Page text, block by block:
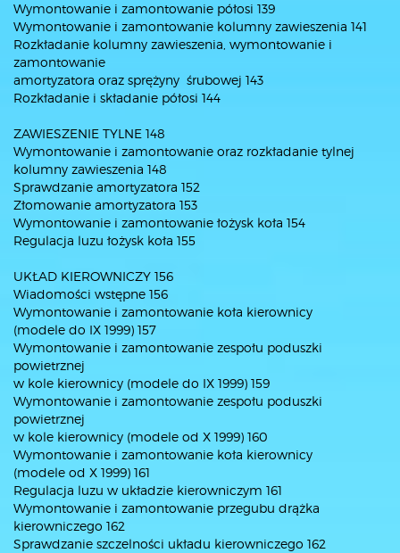
Wymontowanie i zamontowanie półosi 139
Wymontowanie i zamontowanie kolumny zawieszenia 141
Rozkładanie kolumny zawieszenia, wymontowanie i
zamontowanie
amortyzatora oraz sprężyny śrubowej 143
Rozkładanie i składanie półosi 144
ZAWIESZENIE TYLNE 148
Wymontowanie i zamontowanie oraz rozkładanie tylnej
kolumny zawieszenia 148
Sprawdzanie amortyzatora 152
Złomowanie amortyzatora 153
Wymontowanie i zamontowanie łożysk koła 154
Regulacja luzu łożysk koła 155
UKŁAD KIEROWNICZY 156
Wiadomości wstępne 156
Wymontowanie i zamontowanie koła kierownicy
(modele do IX 1999) 157
Wymontowanie i zamontowanie zespołu poduszki
powietrznej
w kole kierownicy (modele do IX 1999) 159
Wymontowanie i zamontowanie zespołu poduszki
powietrznej
w kole kierownicy (modele od X 1999) 160
Wymontowanie i zamontowanie koła kierownicy
(modele od X 1999) 161
Regulacja luzu w układzie kierowniczym 161
Wymontowanie i zamontowanie przegubu drążka
kierowniczego 162
Sprawdzanie szczelności układu kierowniczego 162